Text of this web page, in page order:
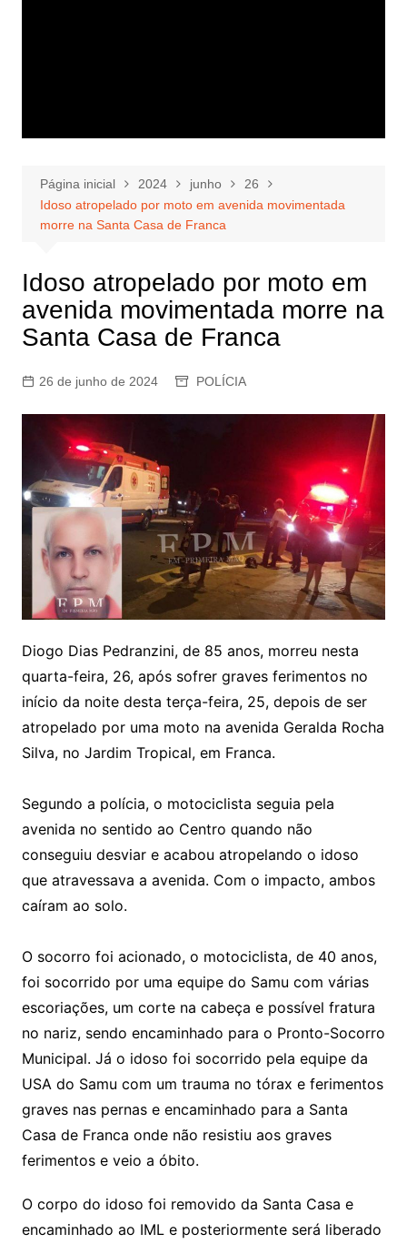
Página inicial 2024 junho
26
Idoso atropelado por moto em avenida movimentada
morre na Santa Casa de Franca
Idoso atropelado por moto em
avenida movimentada morre na
Santa Casa de Franca
26 de junho de 2024 POLÍCIA
Diogo Dias Pedranzini, de 85 anos, morreu nesta
quarta-feira, 26, após sofrer graves ferimentos no
início da noite desta terça-feira, 25, depois de ser
atropelado por uma moto na avenida Geralda Rocha
Silva, no Jardim Tropical, em Franca.
Segundo a polícia, o motociclista seguia pela
avenida no sentido ao Centro quando não
conseguiu desviar e acabou atropelando o idoso
que atravessava a avenida. Com o impacto, ambos
caíram ao solo.
O socorro foi acionado, o motociclista, de 40 anos,
foi socorrido por uma equipe do Samu com várias
escoriações, um corte na cabeça e possível fratura
no nariz, sendo encaminhado para o Pronto-Socorro
Municipal. Já o idoso foi socorrido pela equipe da
USA do Samu com um trauma no tórax e ferimentos
graves nas pernas e encaminhado para a Santa
Casa de Franca onde não resistiu aos graves
ferimentos e veio a óbito.
O corpo do idoso foi removido da Santa Casa e
encaminhado ao IML e posteriormente será liberado